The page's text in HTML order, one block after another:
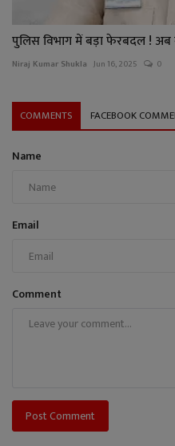
पुलिस विभाग में बड़ा फेरबदल ! अब
Niraj Kumar Shukla Jun 16, 2025 0
COMMENTS FACEBOOK
Name
Email
Comment
Post Comment